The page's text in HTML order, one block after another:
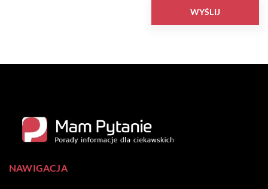
NAWIGACJA